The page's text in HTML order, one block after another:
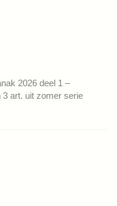
2026 deel 1 –
3 art. uit zomer serie